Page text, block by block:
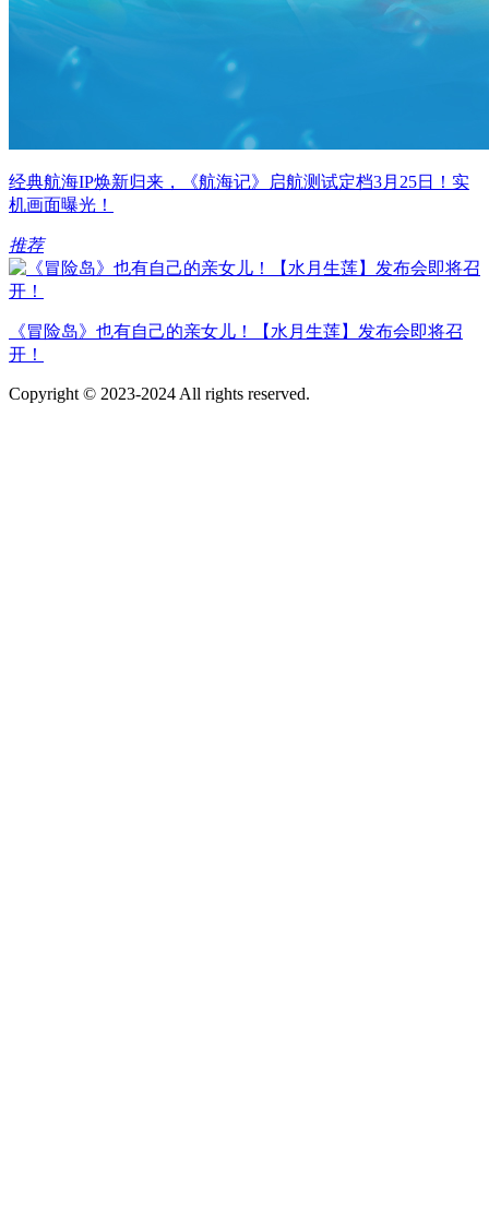
经典航海IP焕新归来，《航海记》启航测试定档3月25日！实
机画面曝光！
推荐
《冒险岛》也有自己的亲女儿！【水月生莲】发布会即将召
开！
Copyright © 2023-2024 All rights reserved.